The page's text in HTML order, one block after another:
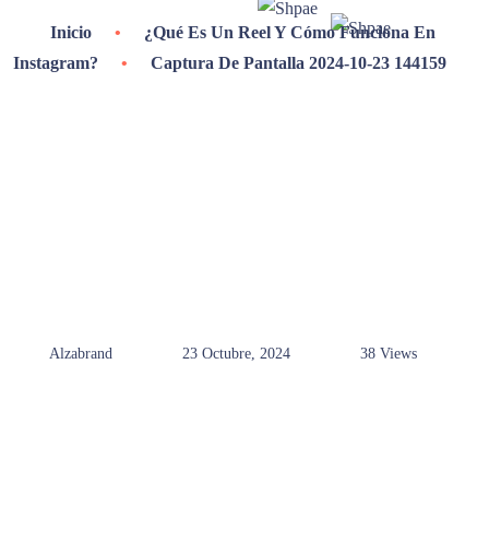
Inicio •
¿Qué Es Un Reel Y Cómo Funciona En
Instagram?
• Captura De Pantalla 2024-10-23 144159
Alzabrand 23 Octubre, 2024 38 Views